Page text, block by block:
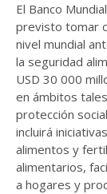
El Banco
previsto tomar
nivel mundial
la seguridad
USD 30 000
en ámbitos
protección
incluirá
alimentos y
alimentarios,
a hogares y